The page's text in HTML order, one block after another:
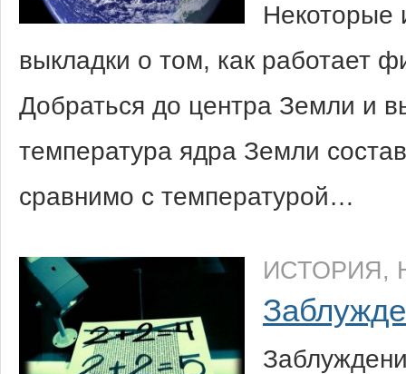
Некоторые
выкладки о том, как работает
Добраться до центра Земли и
температура ядра Земли
сравнимо с температурой…
ИСТОРИЯ,